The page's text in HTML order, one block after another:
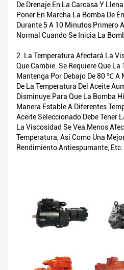
De Drenaje En La Carcasa Y
Poner En Marcha La Bomba De
Durante 5 A 10 Minutos Primero
Normal Cuando Se Inicia La
2. La Temperatura Afectará La
Que Cambie. Se Requiere Que
Mantenga Por Debajo De 80 ℃ A
De La Temperatura Del Aceite
Disminuye.Para Que La Bomba
Manera Estable A Diferentes
Aceite Seleccionado Debe Tener
La Viscosidad Se Vea Menos
Temperatura, Así Como Una
Rendimiento Antiespumante,